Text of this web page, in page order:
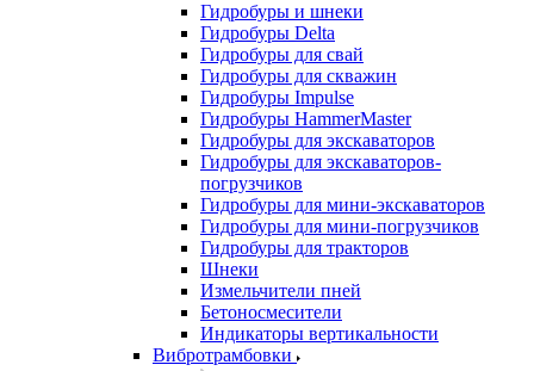
Гидробуры и шнеки
Гидробуры Delta
Гидробуры для свай
Гидробуры для скважин
Гидробуры Impulse
Гидробуры HammerMaster
Гидробуры для экскаваторов
Гидробуры для экскаваторов-
погрузчиков
Гидробуры для мини-экскаваторов
Гидробуры для мини-погрузчиков
Гидробуры для тракторов
Шнеки
Измельчители пней
Бетоносмесители
Индикаторы вертикальности
Вибротрамбовки